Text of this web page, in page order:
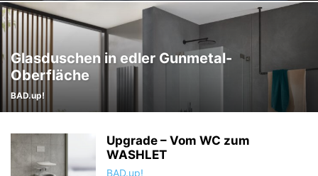
Glasduschen in edler Gunmetal-
Oberfläche
BAD.up!
Upgrade – Vom WC zum
WASHLET
BAD.up!